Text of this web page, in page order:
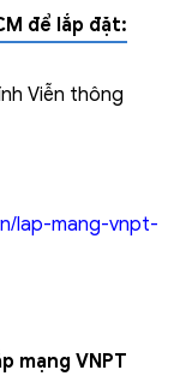
để lắp đặt:
Viễn thông
lap-mang-vnpt-
mạng VNPT